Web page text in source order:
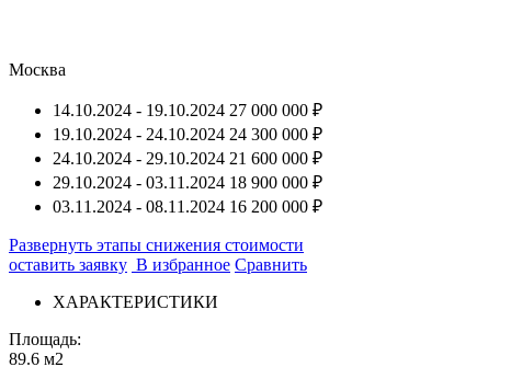
Москва
14.10.2024 - 19.10.2024 27 000 000 ₽
19.10.2024 - 24.10.2024 24 300 000 ₽
24.10.2024 - 29.10.2024 21 600 000 ₽
29.10.2024 - 03.11.2024 18 900 000 ₽
03.11.2024 - 08.11.2024 16 200 000 ₽
Развернуть этапы снижения стоимости
оставить заявку В избранное Сравнить
ХАРАКТЕРИСТИКИ
Площадь:
89.6 м2